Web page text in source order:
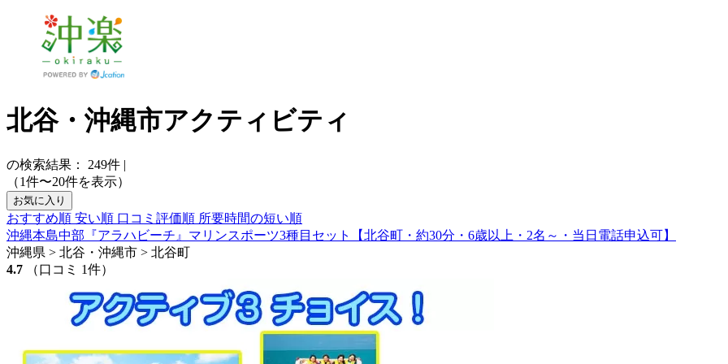
北谷・沖縄市アクティビティ
の検索結果： 249件 |
（1件〜20件を表示）
お気に入り
おすすめ順 安い順 口コミ評価順 所要時間の短い順
沖縄本島中部『アラハビーチ』マリンスポーツ3種目セット【北谷町・約30分・6歳以上・2名～・当日電話申込可】
沖縄県 > 北谷・沖縄市 > 北谷町
4.7
（口コミ 1件）